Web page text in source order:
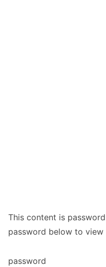
This content is
password below to view
password